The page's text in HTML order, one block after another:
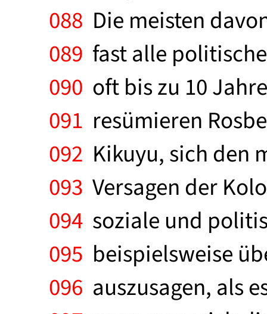
088 Die meisten
089 fast alle
090 oft bis zu 10
091 resümieren
092 Kikuyu, sich den
093 Versagen der
094 soziale und
095 beispielsweise
096 auszusagen, als